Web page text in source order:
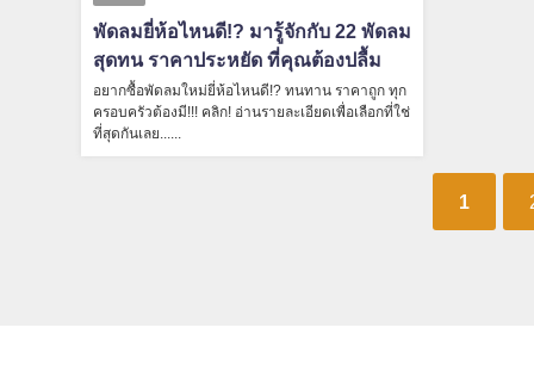
พัดลมยี่ห้อไหนดี!? มารู้จักกับ 22 พัดลม
สุดทน ราคาประหยัด ที่คุณต้องปลื้ม
อยากซื้อพัดลมใหม่ยี่ห้อไหนดี!? ทนทาน ราคาถูก ทุก
ครอบครัวต้องมี!!! คลิก! อ่านรายละเอียดเพื่อเลือกที่ใช่
ที่สุดกันเลย......
1